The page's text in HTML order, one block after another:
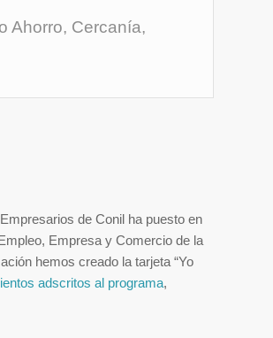
Ahorro, Cercanía,
de Conil ha puesto en
Empresa y Comercio de la
hemos creado la tarjeta “Yo
adscritos al programa,